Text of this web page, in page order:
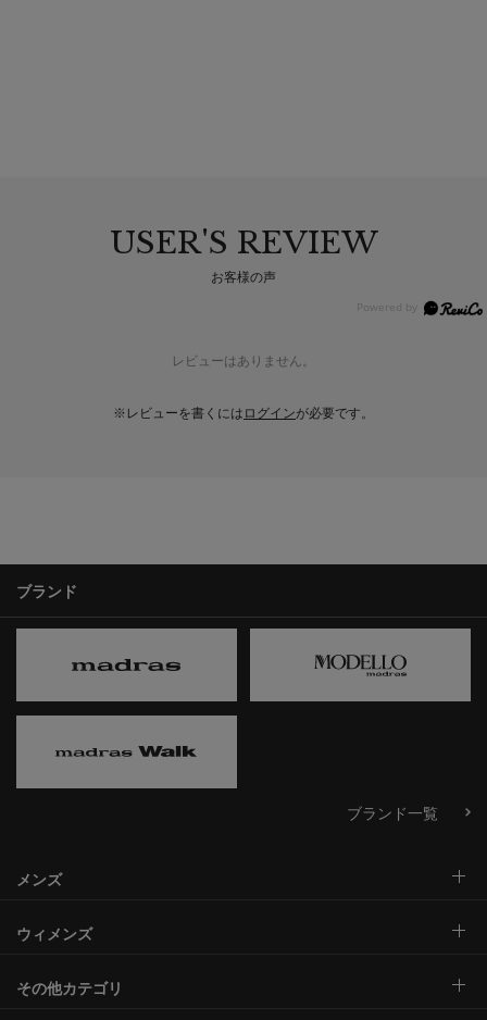
USER'S REVIEW
お客様の声
レビューはありません。
※レビューを書くには ログインが必要です。
ブランド
ブランド一覧
メンズ
ウィメンズ
その他カテゴリ